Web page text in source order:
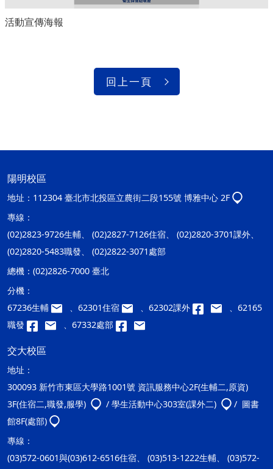
活動宣傳海報
回上一頁
陽明校區
地址： 112304 臺北市北投區立農街二段155號 博雅中心 2F
專線：
(02)2823-9726生輔、 (02)2827-7126住宿、 (02)2820-3701課外、
(02)2820-5483職發、 (02)2822-3071處部
總機： (02)2826-7000 臺北
分機：
67236生輔
、62301住宿 、62302課外
、62165
職發
、67332處部
交大校區
地址：
300093 新竹市東區大學路1001號 資訊服務中心2F(生輔二,原資)
3F(住宿二,職發,服學)
/ 學生活動中心303室(課外二)
/ 圖書
館8F(處部)
專線：
(03)572-0601與(03)612-6516住宿、 (03)513-1222生輔、 (03)572-